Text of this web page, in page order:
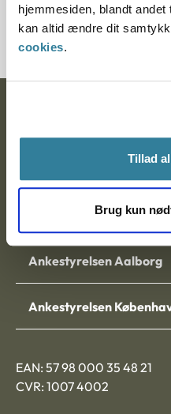
hjemmesiden, blandt
kan altid ændre dit
cookies.
Tillad
Brug kun
Journalnummer J.nr.:
Nytorv 7, 2. sal
Ankestyrelsen Aalborg
Ankestyrelsen
EAN: 57 98 000 35 48 21
CVR: 1007 4002